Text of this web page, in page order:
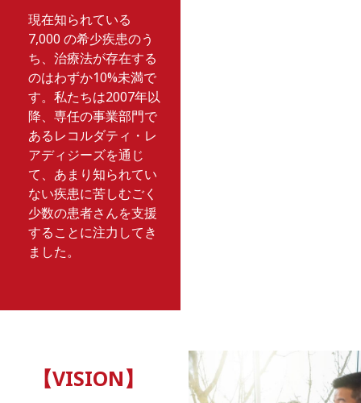
現在知られている
7,000 の希少疾患のう
ち、治療法が存在する
のはわずか10%未満で
す。私たちは2007年以
降、専任の事業部門で
あるレコルダティ・レ
アディジーズを通じ
て、あまり知られてい
ない疾患に苦しむごく
少数の患者さんを支援
することに注力してき
ました。
【VISION】